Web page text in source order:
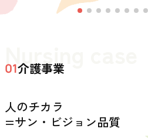
Nursing case
01介護事業
人のチカラ
=サン・ビジョン品質